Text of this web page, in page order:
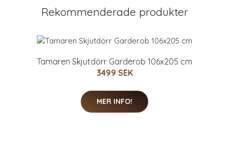
Rekommenderade produkter
Tamaren Skjutdörr Garderob 106x205 cm
3499 SEK
MER INFO!